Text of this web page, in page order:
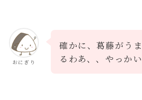
おにぎり
確かに、葛藤がう
るわあ、、やっかい